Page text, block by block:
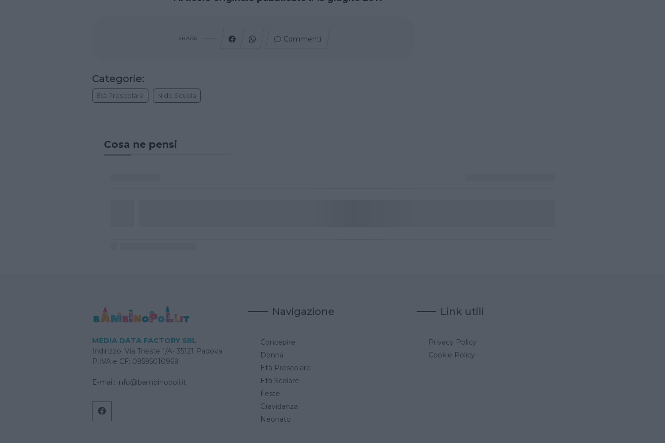
SHARE Commenti
Categorie:
Età Prescolare Nido Scuola
Cosa ne pensi
MEDIA DATA FACTORY SRL
Indirizzo: Via Trieste 1/A- 35121 Padova
P.IVA e CF: 09595010969
E-mail: info@bambinopoli.it
Navigazione
Concepire
Donna
Età Prescolare
Età Scolare
Feste
Gravidanza
Neonato
Link utili
Privacy Policy
Cookie Policy